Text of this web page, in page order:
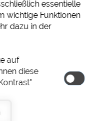
essentielle
wichtige Funktionen
dazu in der
auf
diese